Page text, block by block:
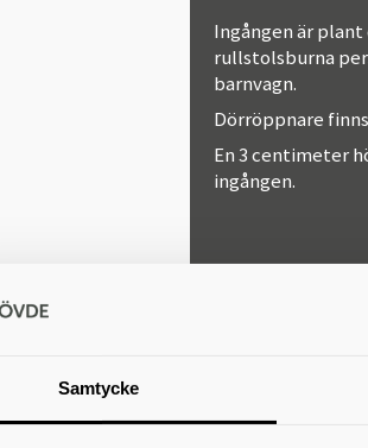
Samtycke
Ingången är
rullstolsburna
barnvagn.
Dörröppnare finns
En 3 centimeter
ingången.